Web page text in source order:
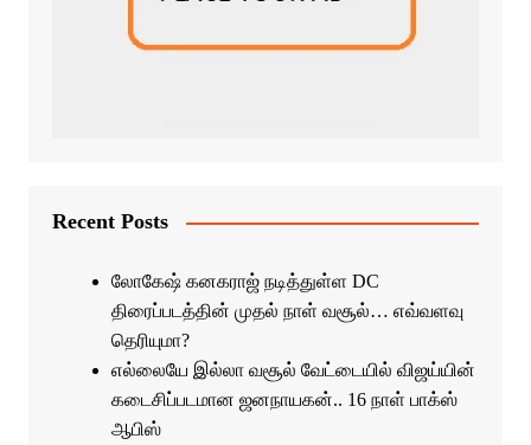
Recent Posts
லோகேஷ் கனகராஜ் நடித்துள்ள DC
திரைப்படத்தின் முதல் நாள் வசூல்… எவ்வளவு
தெரியுமா?
எல்லையே இல்லா வசூல் வேட்டையில் விஜய்யின்
கடைசிப்படமான ஜனநாயகன்.. 16 நாள் பாக்ஸ்
ஆபிஸ்